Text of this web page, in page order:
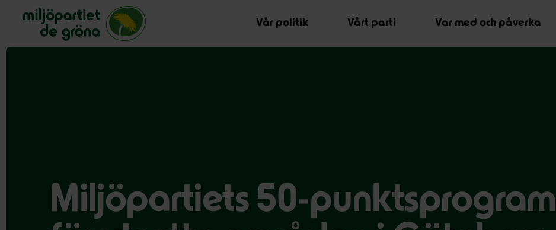
Miljöpartiet de gröna, startsida
Vår politik
Vårt parti Var med och påverka
Miljöpartiets 50-punktsprogram